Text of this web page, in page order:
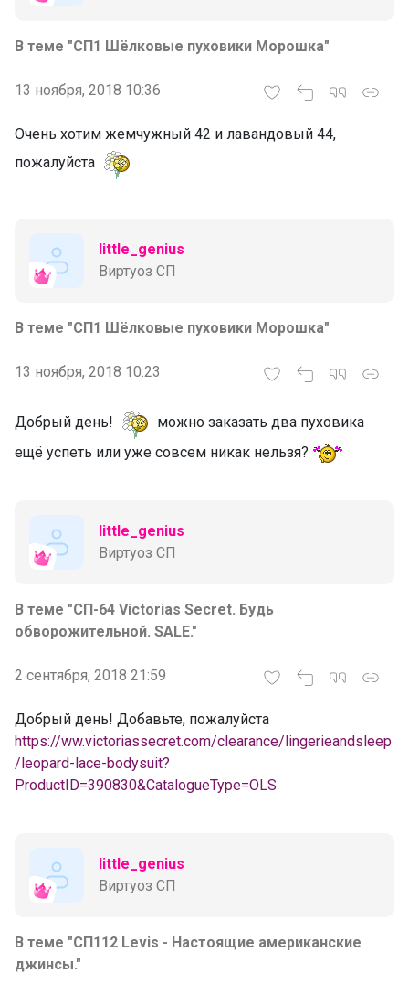
В теме "СП1 Шёлковые пуховики Морошка"
13 ноября, 2018 10:36
Очень хотим жемчужный 42 и лавандовый 44,
пожалуйста
little_genius
Виртуоз СП
В теме "СП1 Шёлковые пуховики Морошка"
13 ноября, 2018 10:23
Добрый день!
можно заказать два пуховика
ещё успеть или уже совсем никак нельзя?
little_genius
Виртуоз СП
В теме "СП-64 Victorias Secret. Будь
обворожительной. SALE."
2 сентября, 2018 21:59
Добрый день! Добавьте, пожалуйста
https://ww.victoriassecret.com/clearance/lingerieandsleep
/leopard-lace-bodysuit?
ProductID=390830&CatalogueType=OLS
little_genius
Виртуоз СП
В теме "СП112 Levis - Настоящие американские
джинсы."